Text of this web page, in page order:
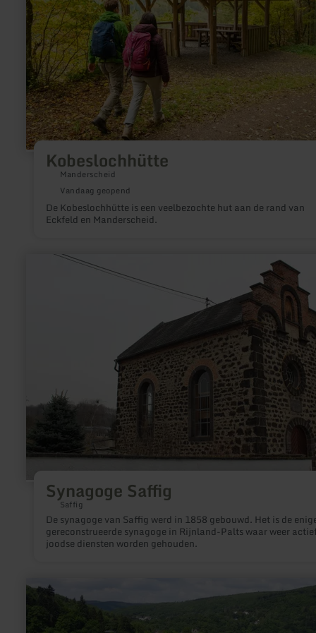
Kobeslochhütte
Manderscheid
Vandaag geopend
De Kobeslochhütte is een veelbezochte hut aan de rand van
Eckfeld en Manderscheid.
Synagoge Saffig
Saffig
De synagoge van Saffig werd in 1858 gebouwd. Het is de
gereconstrueerde synagoge in Rijnland-Palts waar weer
joodse diensten worden gehouden.
meer
informatie
Blick